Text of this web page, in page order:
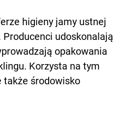
higieny jamy ustnej
Producenci udoskonalają
opakowania
Korzysta na tym
także środowisko